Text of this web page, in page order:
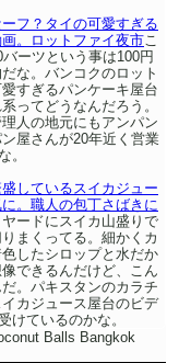
フ？タイの可愛すぎる
。ロットファイ夜市 こ
ーツという事は100円
な。バンコクのロット
すぎるパンケーキ屋台
ってどうなんだろう。
人の地元にもアンパン
屋さんが20年近く営業
。
しているスイカジュー
。職人の包丁さばきに
ードにスイカ山盛りで
まくってる。細かくカ
したシロップと水だか
できるんだけど、こん
。パキスタンのカラチ
カジュース屋台のビデ
けているのかな。
Balls Bangkok